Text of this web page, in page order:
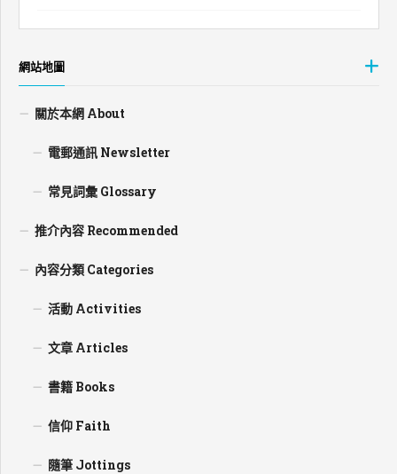
網站地圖
關於本網 About
電郵通訊 Newsletter
常見詞彙 Glossary
推介內容 Recommended
內容分類 Categories
活動 Activities
文章 Articles
書籍 Books
信仰 Faith
隨筆 Jottings